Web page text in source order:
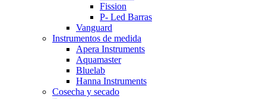
Fission
P- Led Barras
Vanguard
Instrumentos de medida
Apera Instruments
Aquamaster
Bluelab
Hanna Instruments
Cosecha y secado